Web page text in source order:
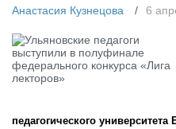
Анастасия Кузнецова 6
педагогического